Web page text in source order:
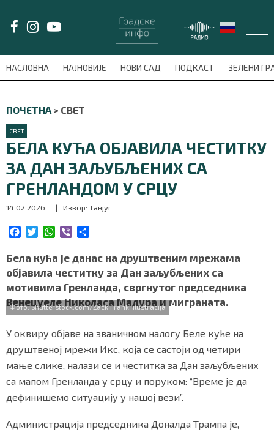
НАСЛОВНА НАЈНОВИЈЕ НОВИ САД ПОДКАСТ ЗЕЛЕНИ
meni'); $this_item = current( wp_filter_object_list(
ПОЧЕТНА > СВЕТ
СВЕТ
БЕЛА КУЋА ОБЈАВИЛА ЧЕСТИТКУ
ЗА ДАН ЗАЉУБЉЕНИХ СА
ГРЕНЛАНДОМ У СРЦУ
14.02.2026. | Извор: Танјуг
c
e
b
o
o
k
i
t
t
e
r
W
a
t
s
A
p
p
b
e
r
a
r
e
Бела кућа је данас на друштвеним мрежама
објавила честитку за Дан заљубљених са
мотивима Гренланда, свргнутог председника
Венецуеле Николаса Мадура и миграната.
Фото: Shutterstock.com/Zack Frank, ilustracija
У оквиру објаве на званичном налогу Беле куће на
друштвеној мрежи Икс, која се састоји од четири
мање слике, налази се и честитка за Дан заљубљених
са мапом Гренланда у срцу и поруком: “Време је да
дефинишемо ситуацију у нашој вези”.
Администрација председника Доналда Трампа је,
LAT/ЋИР
НАСЛОВНА
НАЈНОВИЈЕ
НОВИ САД
ПОДКАСТ
ЗЕЛЕНИ ГРАД
ВИДЕО
СПЕЦИЈАЛИ
БЛОГ
СРБИЈА
СВЕТ
ЖИВОТ И СТИЛ
СПОРТ